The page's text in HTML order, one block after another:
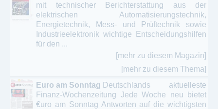
mit technischer Berichterstattung aus der
elektrischen Automatisierungstechnik,
Energietechnik, Mess- und Prüftechnik sowie
Industrieelektronik wichtige Entscheidungshilfen
für den ...
[mehr zu diesem Magazin]
[mehr zu diesem Thema]
Euro am Sonntag Deutschlands aktuelleste
Finanz-Wochenzeitung Jede Woche neu bietet
€uro am Sonntag Antworten auf die wichtigsten